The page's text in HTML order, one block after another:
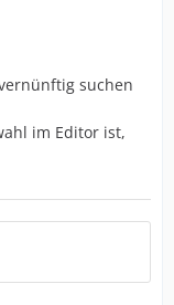
suchen
im Editor ist,